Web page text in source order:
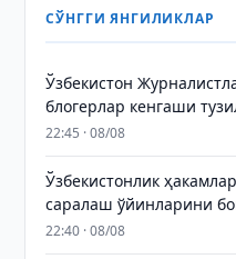
СЎНГГИ ЯНГИЛИКЛАР
Ўзбекистон
блогерлар кенгаши
22:45 · 08/08
Ўзбекистонлик
саралаш ўйинларини
22:40 · 08/08